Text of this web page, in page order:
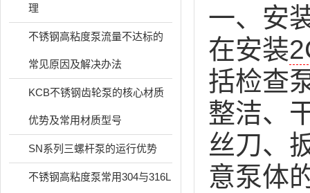
一、安
在安装
括检查
整洁、
丝刀、
意泵体
理
不锈钢高粘度泵流量不达标的
常见原因及解决办法
KCB不锈钢齿轮泵的核心材质
优势及常用材质型号
SN系列三螺杆泵的运行优势
不锈钢高粘度泵常用304与316L